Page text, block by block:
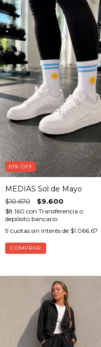
10% OFF
MEDIAS Sol de Mayo
$10.670 $9.600
$8.160 con Transferencia o
depósito bancario
9 cuotas sin interés de $1.066,67